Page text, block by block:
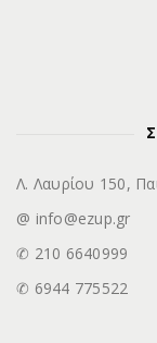
Λ. Λαυρίου 150,
@ info@ezup.gr
✆ 210 6640999
✆ 6944 775522